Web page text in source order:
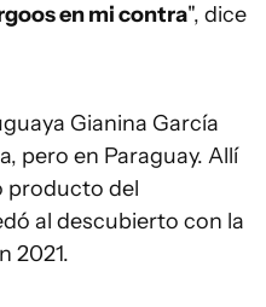
en mi contra", dice
Gianina García
pero en Paraguay. Allí
producto del
al descubierto con la
2021.